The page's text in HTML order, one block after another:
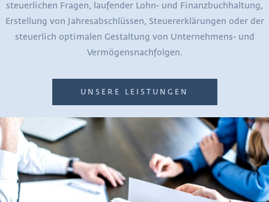
steuerlichen Fragen, laufender Lohn- und Finanzbuchhaltung,
Erstellung von Jahresabschlüssen, Steuererklärungen oder der
steuerlich optimalen Gestaltung von Unternehmens- und
Vermögensnachfolgen.
UNSERE LEISTUNGEN